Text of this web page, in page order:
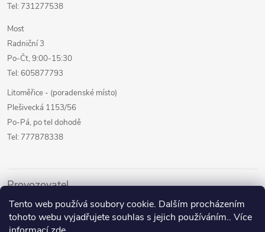
Tento web používá soubory cookie. Dalším procházením
tohoto webu vyjadřujete souhlas s jejich používáním.. Více
Tel: 731277538
Most
Radniční 3
Po-Čt, 9:00-15:30
Tel: 605877793
Litoměřice - (poradenské místo)
Plešivecká 1153/56
Po-Pá, po tel dohodě
Tel: 777878338
Provozovatel
Internetový prodej
Kamenné prodejny